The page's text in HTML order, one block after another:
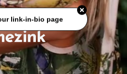
link-in-bio page